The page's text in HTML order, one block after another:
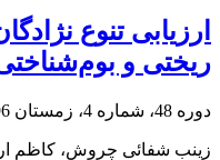
ارزیابی تنوع
ریختی و
دوره 48، شماره 4، زمستان 1396، صفحه
زینب شفائی چروش، کاظم